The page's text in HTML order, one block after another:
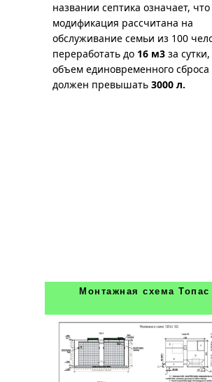
названии септика означает,
модификация рассчитана на
обслуживание семьи из 100
переработать до 16 м3 за
объем единовременного сброса
должен превышать 3000 л.
Монтажная схема Топас